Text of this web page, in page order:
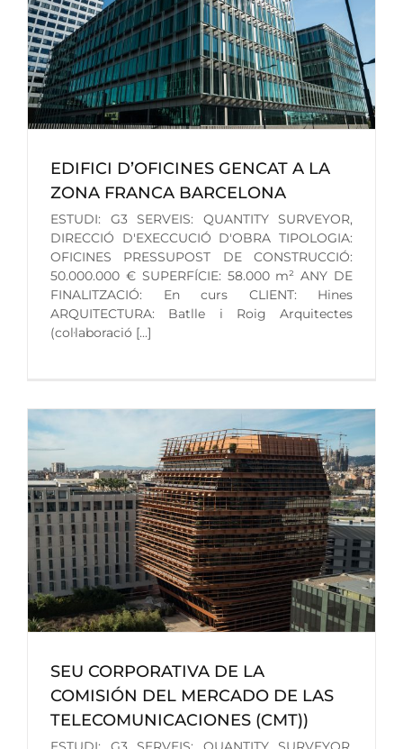
EDIFICI D’OFICINES GENCAT A LA
ZONA FRANCA BARCELONA
ESTUDI: G3 SERVEIS: QUANTITY SURVEYOR,
DIRECCIÓ D'EXECCUCIÓ D'OBRA TIPOLOGIA:
OFICINES PRESSUPOST DE CONSTRUCCIÓ:
50.000.000 € SUPERFÍCIE: 58.000 m² ANY DE
FINALITZACIÓ: En curs CLIENT: Hines
ARQUITECTURA: Batlle i Roig Arquitectes
(col·laboració [...]
SEU CORPORATIVA DE LA
COMISIÓN DEL MERCADO DE LAS
TELECOMUNICACIONES (CMT))